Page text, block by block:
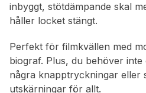
inbyggt, stötdämpande skal
håller locket stängt.
Perfekt för filmkvällen med
biograf. Plus, du behöver
några knapptryckningar eller
utskärningar för allt.